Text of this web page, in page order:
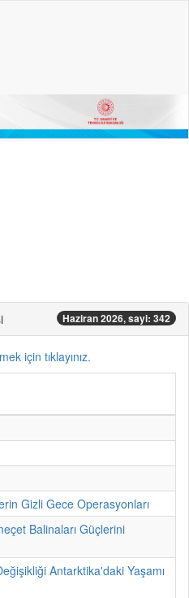
Haziran 2026, sayi: 342
için tıklayınız.
Gizli Gece Operasyonları
Balinaları Güçlerini
Antarktika'daki Yaşamı